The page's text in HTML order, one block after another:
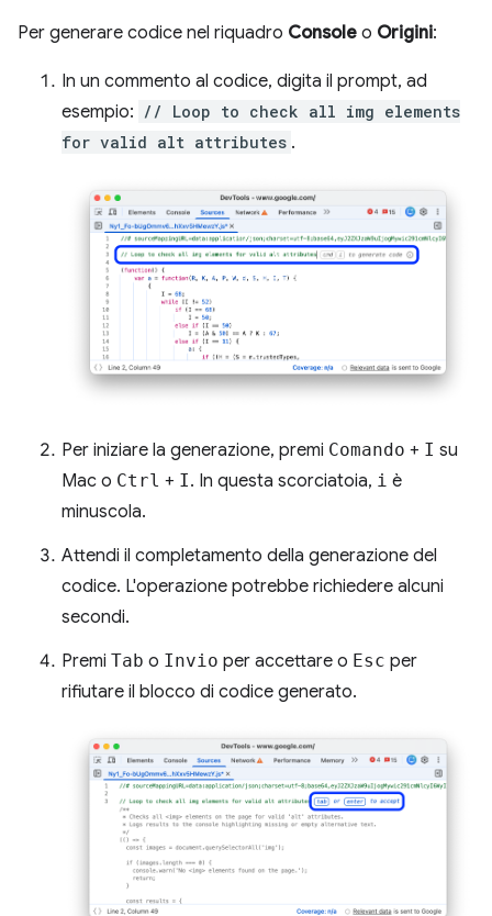
Per generare codice nel riquadro Console o Origini:
In un commento al codice, digita il prompt, ad
esempio: // Loop to check all img elements
for valid alt attributes .
Per iniziare la generazione, premi Comando + I su
Mac o Ctrl + I. In questa scorciatoia, i è
minuscola.
Attendi il completamento della generazione del
codice. L'operazione potrebbe richiedere alcuni
secondi.
Premi Tab o Invio per accettare o Esc per
rifiutare il blocco di codice generato.